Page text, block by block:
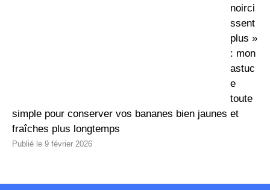
noirci
ssent
plus »
: mon
astuc
e
toute
simple pour conserver vos bananes bien jaunes et
fraîches plus longtemps
9 février 2026